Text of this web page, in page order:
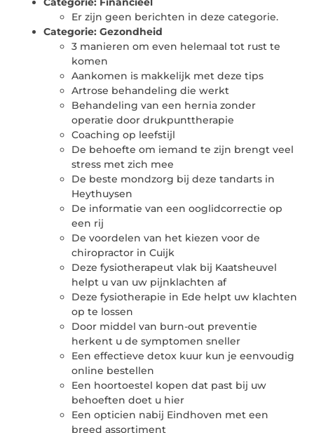
Er zijn geen berichten in deze categorie.
Categorie: Gezondheid
3 manieren om even helemaal tot rust te
komen
Aankomen is makkelijk met deze tips
Artrose behandeling die werkt
Behandeling van een hernia zonder
operatie door drukpunttherapie
Coaching op leefstijl
De behoefte om iemand te zijn brengt veel
stress met zich mee
De beste mondzorg bij deze tandarts in
Heythuysen
De informatie van een ooglidcorrectie op
een rij
De voordelen van het kiezen voor de
chiropractor in Cuijk
Deze fysiotherapeut vlak bij Kaatsheuvel
helpt u van uw pijnklachten af
Deze fysiotherapie in Ede helpt uw klachten
op te lossen
Door middel van burn-out preventie
herkent u de symptomen sneller
Een effectieve detox kuur kun je eenvoudig
online bestellen
Een hoortoestel kopen dat past bij uw
behoeften doet u hier
Een opticien nabij Eindhoven met een
breed assortiment